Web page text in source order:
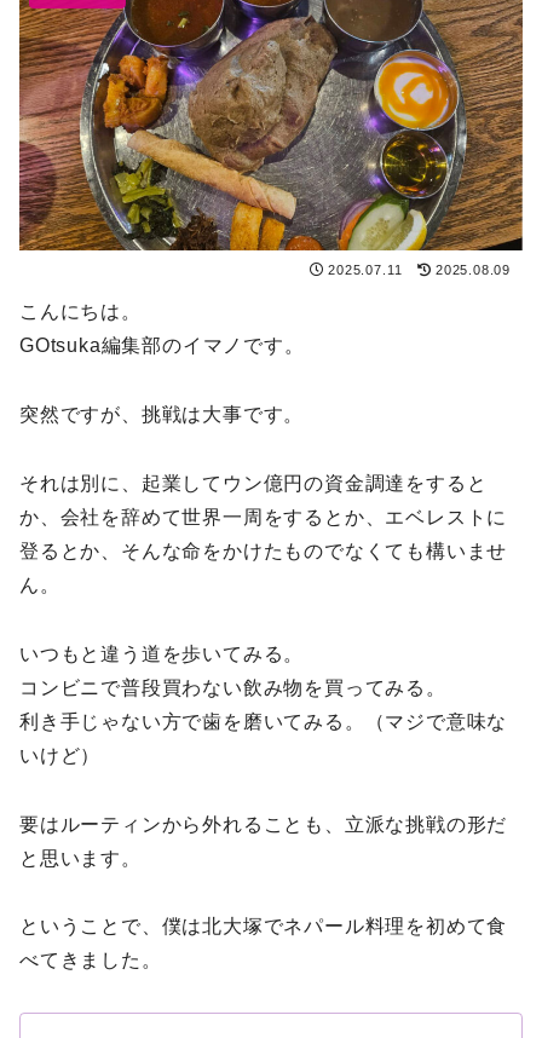
2025.07.11 2025.08.09
こんにちは。
GOtsuka編集部のイマノです。
突然ですが、挑戦は大事です。
それは別に、起業してウン億円の資金調達をすると
か、会社を辞めて世界一周をするとか、エベレストに
登るとか、そんな命をかけたものでなくても構いませ
ん。
いつもと違う道を歩いてみる。
コンビニで普段買わない飲み物を買ってみる。
利き手じゃない方で歯を磨いてみる。（マジで意味な
いけど）
要はルーティンから外れることも、立派な挑戦の形だ
と思います。
ということで、僕は北大塚でネパール料理を初めて食
べてきました。